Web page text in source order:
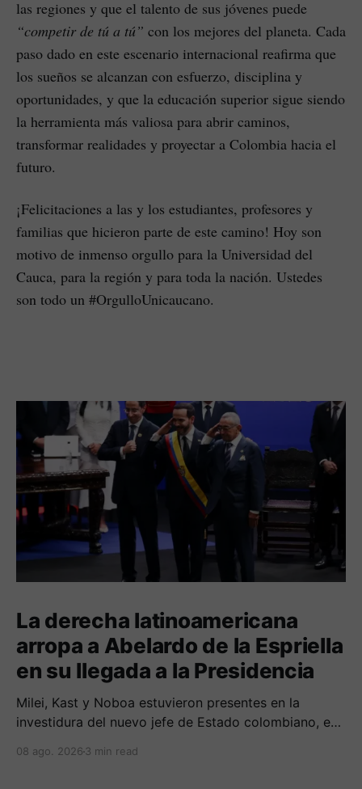
las regiones y que el talento de sus jóvenes puede
“competir de tú a tú” con los mejores del planeta. Cada
paso dado en este escenario internacional reafirma que
los sueños se alcanzan con esfuerzo, disciplina y
oportunidades, y que la educación superior sigue siendo
la herramienta más valiosa para abrir caminos,
transformar realidades y proyectar a Colombia hacia el
futuro.
¡Felicitaciones a las y los estudiantes, profesores y
familias que hicieron parte de este camino! Hoy son
motivo de inmenso orgullo para la Universidad del
Cauca, para la región y para toda la nación. Ustedes
son todo un #OrgulloUnicaucano.
La derecha latinoamericana
arropa a Abelardo de la Espriella
en su llegada a la Presidencia
Milei, Kast y Noboa estuvieron presentes en la
investidura del nuevo jefe de Estado colombiano, en
mensajes de acercamiento regional.
08 ago. 2026 3 min read